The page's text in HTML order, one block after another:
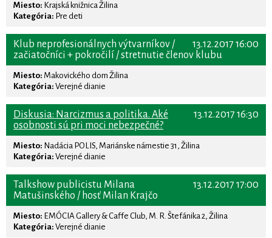
Miesto: Krajská knižnica Žilina
Kategória: Pre deti
13.12.2017 16:00
Klub neprofesionálnych výtvarníkov /
začiatočníci + pokročilí / stretnutie členov klubu
Miesto: Makovického dom Žilina
Kategória: Verejné dianie
13.12.2017 16:30
Diskusia: Narcizmus a politika. Aké
osobnosti sú pri moci nebezpečné?
Miesto: Nadácia POLIS, Mariánske námestie 31, Žilina
Kategória: Verejné dianie
13.12.2017 17:00
Talkshow publicistu Milana
Matušinského / hosť Milan Krajčo
Miesto: EMÓCIA Gallery & Caffe Club, M. R. Štefánika 2, Žilina
Kategória: Verejné dianie